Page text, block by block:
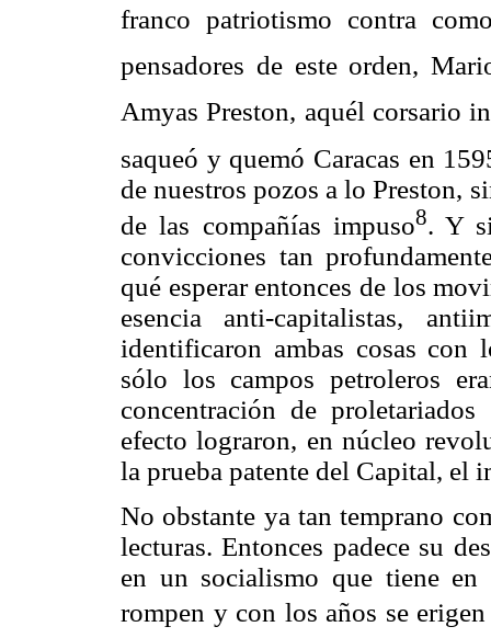
franco patriotismo contra
pensadores de este orden,
Amyas Preston, aquél corsario
saqueó y quemó Caracas en
de nuestros pozos a lo Preston,
de las compañías impuso8. Y
convicciones tan
qué esperar entonces de los
esencia anti-capitalistas,
identificaron ambas cosas con
sólo los campos petroleros
concentración de
efecto lograron, en núcleo
la prueba patente del Capital, el
No obstante ya tan temprano
lecturas. Entonces padece su
en un socialismo que tiene
rompen y con los años se